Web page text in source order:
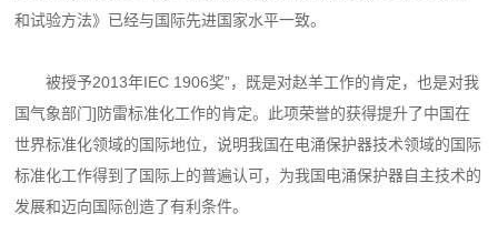
和试验方法》已经与国际先进国家水平一致。
被授予2013年IEC 1906奖”，既是对赵羊工作的肯定，也是对我
国气象部门]防雷标准化工作的肯定。此项荣誉的获得提升了中国在
世界标准化领域的国际地位，说明我国在电涌保护器技术领域的国际
标准化工作得到了国际上的普遍认可，为我国电涌保护器自主技术的
发展和迈向国际创造了有利条件。